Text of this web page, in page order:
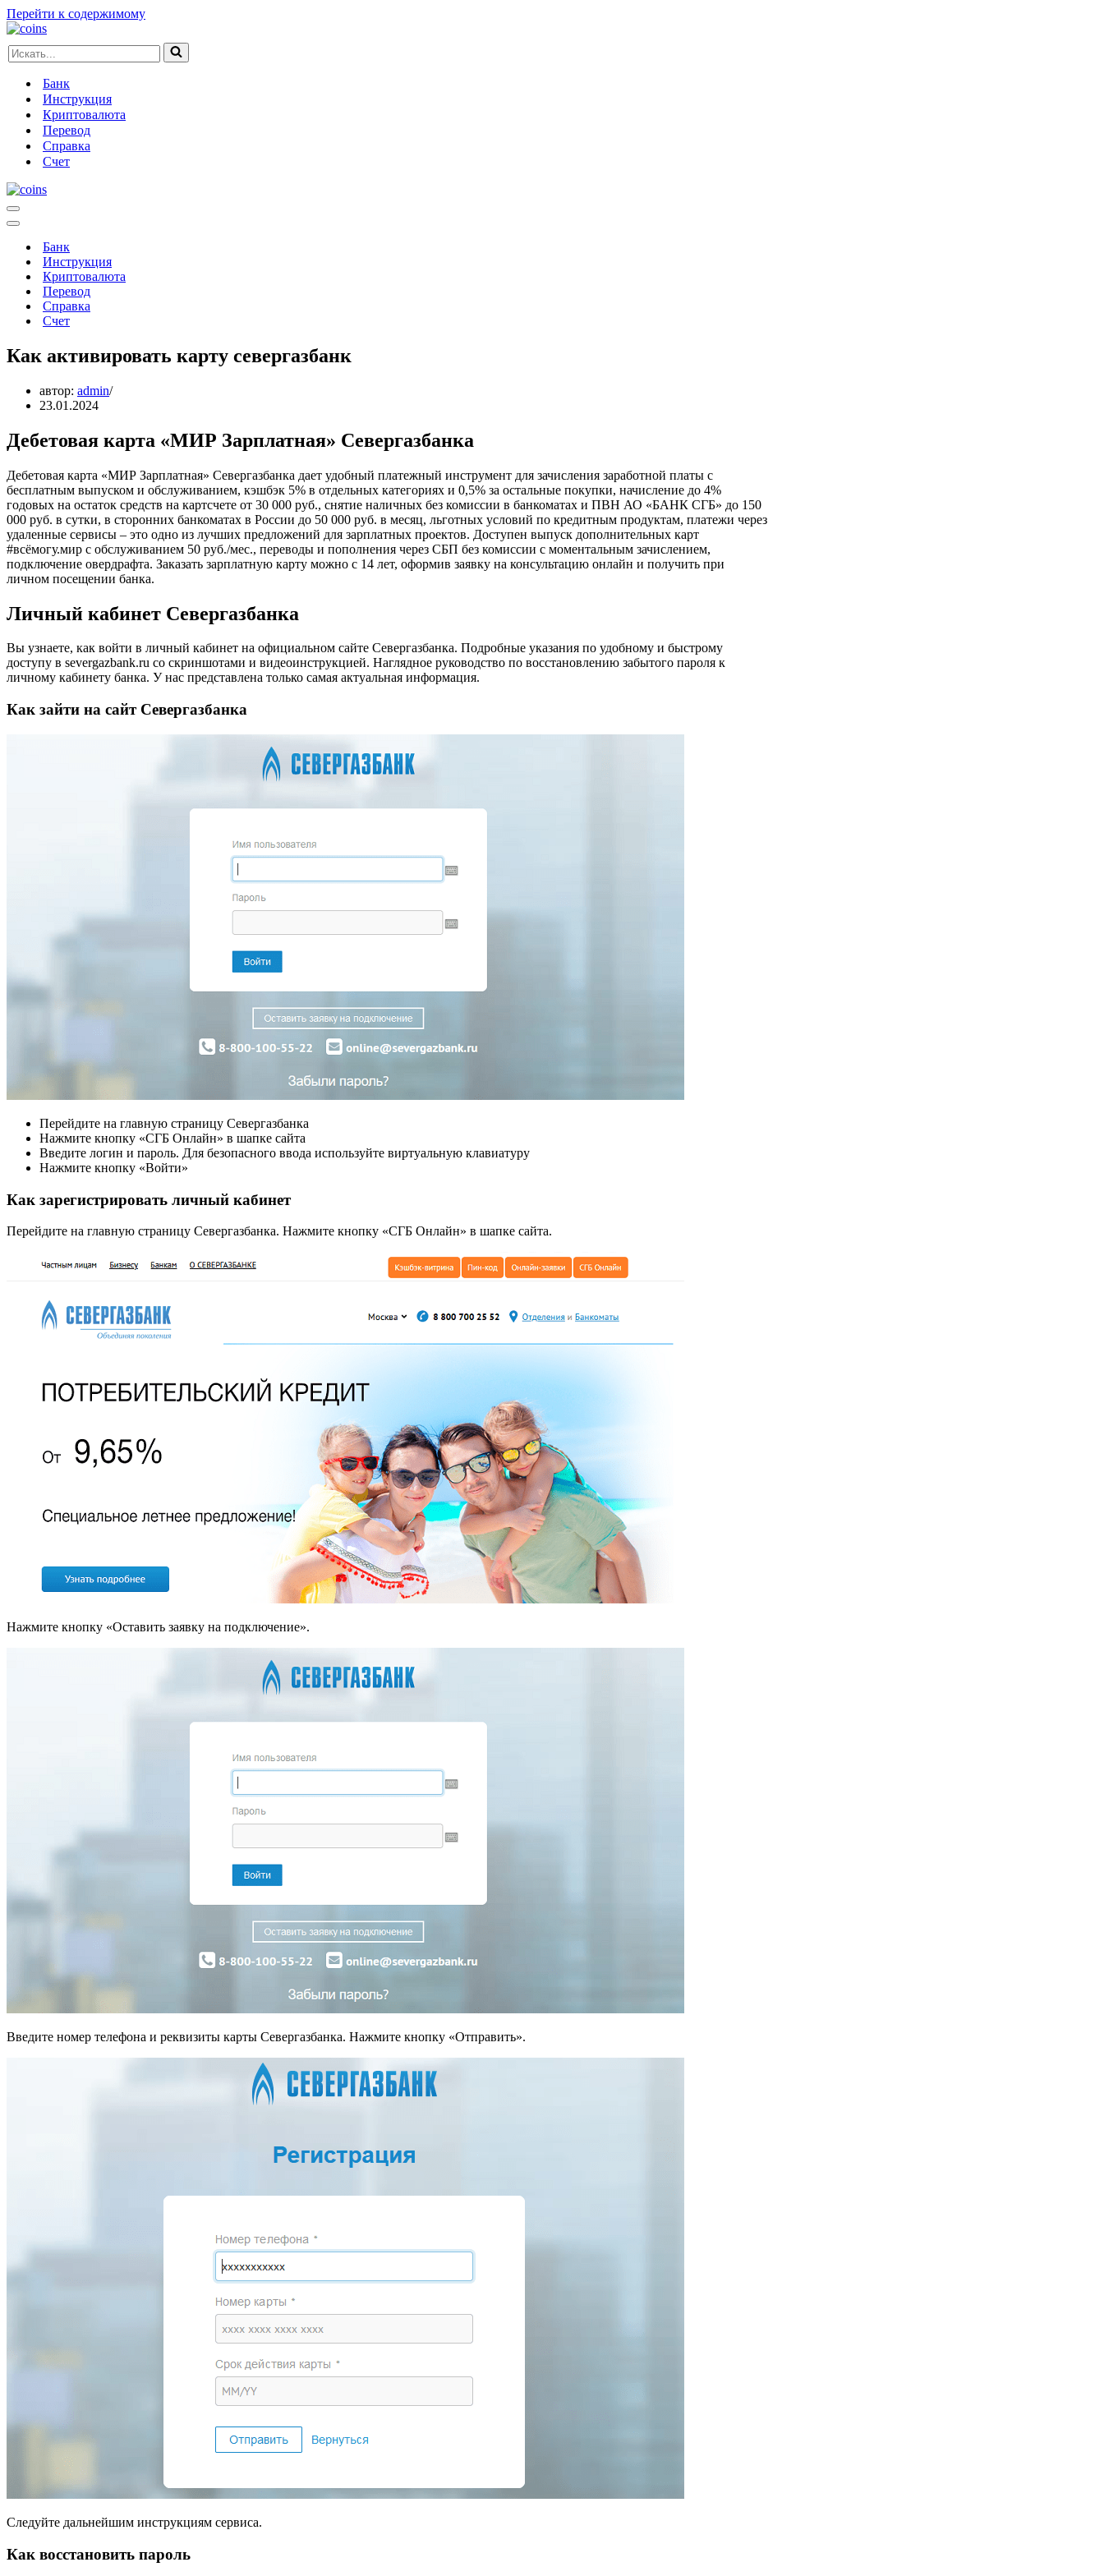
Перейти к содержимому
Искать...
Банк
Инструкция
Криптовалюта
Перевод
Справка
Счет
Меню
навигации
Меню
навигацииБанк
Инструкция
Криптовалюта
Перевод
Справка
Счет
Как активировать карту севергазбанк
автор: admin
23.01.2024
Дебетовая карта «МИР Зарплатная» Севергазбанка
Дебетовая карта «МИР Зарплатная» Севергазбанка дает удобный платежный инструмент для зачисления заработной платы с
бесплатным выпуском и обслуживанием, кэшбэк 5% в отдельных категориях и 0,5% за остальные покупки, начисление до 4%
годовых на остаток средств на картсчете от 30 000 руб., снятие наличных без комиссии в банкоматах и ПВН АО «БАНК СГБ» до 150
000 руб. в сутки, в сторонних банкоматах в России до 50 000 руб. в месяц, льготных условий по кредитным продуктам, платежи через
удаленные сервисы – это одно из лучших предложений для зарплатных проектов. Доступен выпуск дополнительных карт
#всёмогу.мир с обслуживанием 50 руб./мес., переводы и пополнения через СБП без комиссии с моментальным зачислением,
подключение овердрафта. Заказать зарплатную карту можно с 14 лет, оформив заявку на консультацию онлайн и получить при
личном посещении банка.
Личный кабинет Севергазбанка
Вы узнаете, как войти в личный кабинет на официальном сайте Севергазбанка. Подробные указания по удобному и быстрому
доступу в severgazbank.ru со скриншотами и видеоинструкцией. Наглядное руководство по восстановлению забытого пароля к
личному кабинету банка. У нас представлена только самая актуальная информация.
Как зайти на сайт Севергазбанка
Перейдите на главную страницу Севергазбанка
Нажмите кнопку «СГБ Онлайн» в шапке сайта
Введите логин и пароль. Для безопасного ввода используйте виртуальную клавиатуру
Нажмите кнопку «Войти»
Как зарегистрировать личный кабинет
Перейдите на главную страницу Севергазбанка. Нажмите кнопку «СГБ Онлайн» в шапке сайта.
Нажмите кнопку «Оставить заявку на подключение».
Введите номер телефона и реквизиты карты Севергазбанка. Нажмите кнопку «Отправить».
Следуйте дальнейшим инструкциям сервиса.
Как восстановить пароль